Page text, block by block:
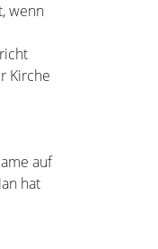
wenn
Kirche
auf
hat